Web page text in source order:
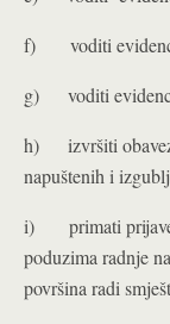
f) voditi
g) voditi
h) izvršiti
napuštenih i
i) primati prijave
poduzima radnje
površina radi